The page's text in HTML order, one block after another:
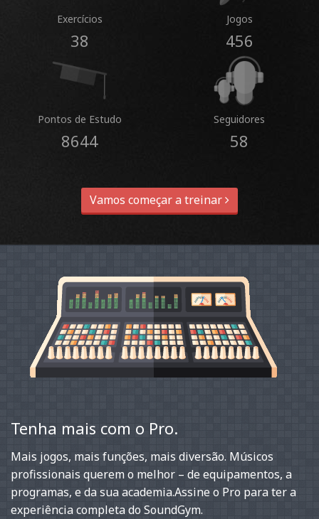
Exercícios
38
Jogos
456
Pontos de Estudo
8644
Seguidores
58
Vamos começar a treinar
Tenha mais com o Pro.
Mais jogos, mais funções, mais diversão. Músicos
profissionais querem o melhor – de equipamentos, a
programas, e da sua academia.Assine o Pro para ter a
experiência completa do SoundGym.